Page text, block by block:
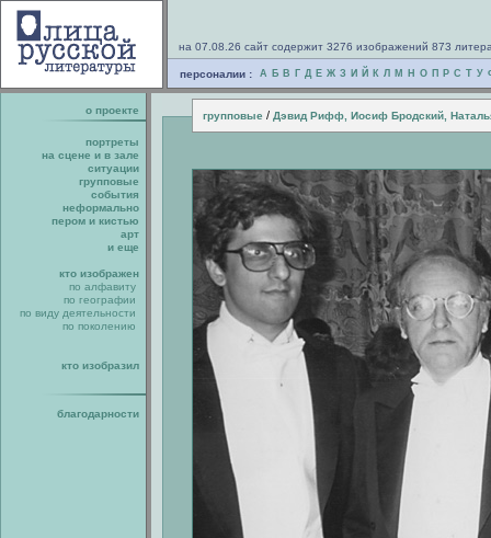
на 07.08.26 сайт содержит 3276 изображений 873
персоналии : А Б В Г Д Е Ж З И Й К Л М Н О П Р С Т У
о проекте групповые / Дэвид Рифф, Иосиф Бродский,
портреты
на сцене и в зале
ситуации
групповые
события
неформально
пером и кистью
арт
и еще
кто изображен
по алфавиту
по географии
по виду деятельности
по поколению
кто изобразил
благодарности